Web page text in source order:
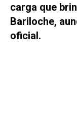
carga que
Bariloche,
oficial.